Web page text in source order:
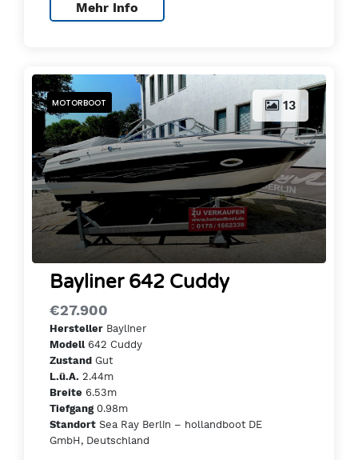
Mehr Info
13
MOTORBOOT
Bayliner 642 Cuddy
€27.900
Hersteller Bayliner
Modell642 Cuddy
Zustand Gut
L.ü.A. 2.44m
Breite 6.53m
Tiefgang0.98m
Standort Sea Ray Berlin – hollandboot DE
GmbH, Deutschland